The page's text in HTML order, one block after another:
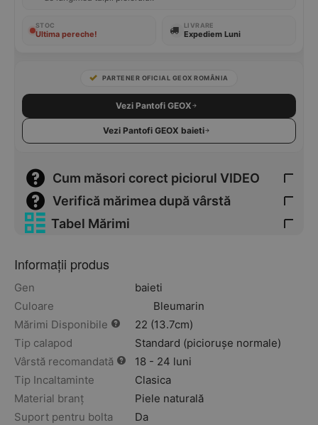
STOC
Ultima pereche!
LIVRARE
Expediem Luni
PARTENER OFICIAL GEOX ROMÂNIA
Vezi Pantofi GEOX
Vezi Pantofi GEOX baieti
Cum măsori corect piciorul VIDEO
Verifică mărimea după vârstă
Tabel Mărimi
Informații produs
Gen
baieti
Culoare
Bleumarin
Mărimi Disponibile
22 (13.7cm)
Tip calapod
Standard (piciorușe normale)
Vârstă recomandată
18 - 24 luni
Tip Incaltaminte
Clasica
Material branț
Piele naturală
Suport pentru bolta
Da